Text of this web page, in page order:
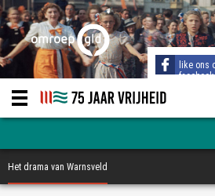
like ons
facebook
Het drama van Warnsveld